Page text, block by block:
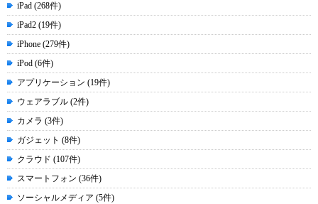
iPad (268件)
iPad2 (19件)
iPhone (279件)
iPod (6件)
アプリケーション (19件)
ウェアラブル (2件)
カメラ (3件)
ガジェット (8件)
クラウド (107件)
スマートフォン (36件)
ソーシャルメディア (5件)